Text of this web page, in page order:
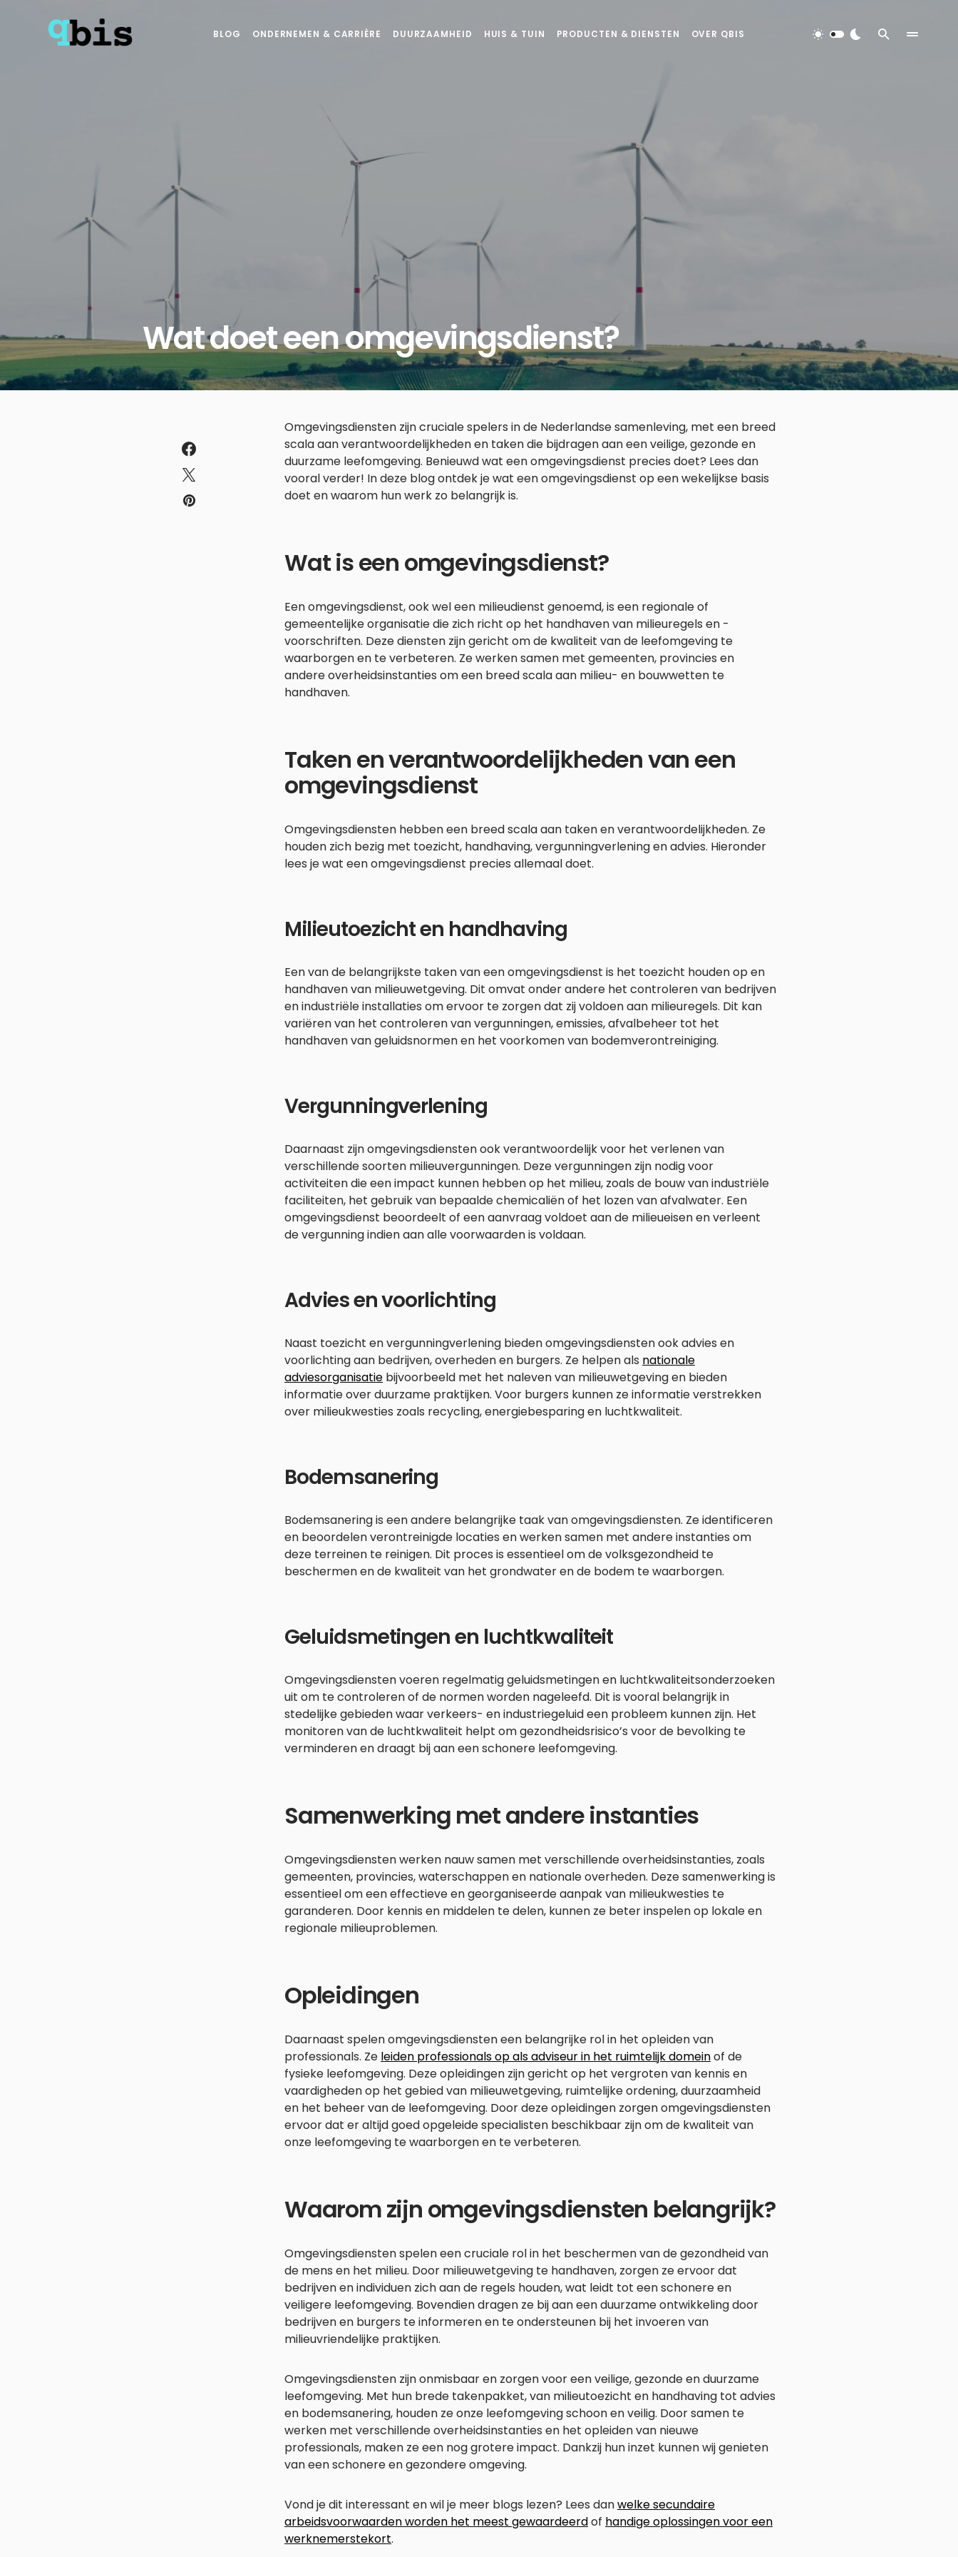
BLOG ONDERNEMEN & CARRIÈRE DUURZAAMHEID HUIS & TUIN PRODUCTEN & DIENSTEN OVER QBIS
Wat doet een omgevingsdienst?
Omgevingsdiensten zijn cruciale spelers in de Nederlandse samenleving, met een breed
scala aan verantwoordelijkheden en taken die bijdragen aan een veilige, gezonde en
duurzame leefomgeving. Benieuwd wat een omgevingsdienst precies doet? Lees dan
vooral verder! In deze blog ontdek je wat een omgevingsdienst op een wekelijkse basis
doet en waarom hun werk zo belangrijk is.
Wat is een omgevingsdienst?
Een omgevingsdienst, ook wel een milieudienst genoemd, is een regionale of
gemeentelijke organisatie die zich richt op het handhaven van milieuregels en -
voorschriften. Deze diensten zijn gericht om de kwaliteit van de leefomgeving te
waarborgen en te verbeteren. Ze werken samen met gemeenten, provincies en
andere overheidsinstanties om een breed scala aan milieu- en bouwwetten te
handhaven.
Taken en verantwoordelijkheden van een
omgevingsdienst
Omgevingsdiensten hebben een breed scala aan taken en verantwoordelijkheden. Ze
houden zich bezig met toezicht, handhaving, vergunningverlening en advies. Hieronder
lees je wat een omgevingsdienst precies allemaal doet.
Milieutoezicht en handhaving
Een van de belangrijkste taken van een omgevingsdienst is het toezicht houden op en
handhaven van milieuwetgeving. Dit omvat onder andere het controleren van bedrijven
en industriële installaties om ervoor te zorgen dat zij voldoen aan milieuregels. Dit kan
variëren van het controleren van vergunningen, emissies, afvalbeheer tot het
handhaven van geluidsnormen en het voorkomen van bodemverontreiniging.
Vergunningverlening
Daarnaast zijn omgevingsdiensten ook verantwoordelijk voor het verlenen van
verschillende soorten milieuvergunningen. Deze vergunningen zijn nodig voor
activiteiten die een impact kunnen hebben op het milieu, zoals de bouw van industriële
faciliteiten, het gebruik van bepaalde chemicaliën of het lozen van afvalwater. Een
omgevingsdienst beoordeelt of een aanvraag voldoet aan de milieueisen en verleent
de vergunning indien aan alle voorwaarden is voldaan.
Advies en voorlichting
Naast toezicht en vergunningverlening bieden omgevingsdiensten ook advies en
voorlichting aan bedrijven, overheden en burgers. Ze helpen als nationale
adviesorganisatie bijvoorbeeld met het naleven van milieuwetgeving en bieden
informatie over duurzame praktijken. Voor burgers kunnen ze informatie verstrekken
over milieukwesties zoals recycling, energiebesparing en luchtkwaliteit.
Bodemsanering
Bodemsanering is een andere belangrijke taak van omgevingsdiensten. Ze identificeren
en beoordelen verontreinigde locaties en werken samen met andere instanties om
deze terreinen te reinigen. Dit proces is essentieel om de volksgezondheid te
beschermen en de kwaliteit van het grondwater en de bodem te waarborgen.
Geluidsmetingen en luchtkwaliteit
Omgevingsdiensten voeren regelmatig geluidsmetingen en luchtkwaliteitsonderzoeken
uit om te controleren of de normen worden nageleefd. Dit is vooral belangrijk in
stedelijke gebieden waar verkeers- en industriegeluid een probleem kunnen zijn. Het
monitoren van de luchtkwaliteit helpt om gezondheidsrisico’s voor de bevolking te
verminderen en draagt bij aan een schonere leefomgeving.
Samenwerking met andere instanties
Omgevingsdiensten werken nauw samen met verschillende overheidsinstanties, zoals
gemeenten, provincies, waterschappen en nationale overheden. Deze samenwerking is
essentieel om een effectieve en georganiseerde aanpak van milieukwesties te
garanderen. Door kennis en middelen te delen, kunnen ze beter inspelen op lokale en
regionale milieuproblemen.
Opleidingen
Daarnaast spelen omgevingsdiensten een belangrijke rol in het opleiden van
professionals. Ze leiden professionals op als adviseur in het ruimtelijk domeinof de
fysieke leefomgeving. Deze opleidingen zijn gericht op het vergroten van kennis en
vaardigheden op het gebied van milieuwetgeving, ruimtelijke ordening, duurzaamheid
en het beheer van de leefomgeving. Door deze opleidingen zorgen omgevingsdiensten
ervoor dat er altijd goed opgeleide specialisten beschikbaar zijn om de kwaliteit van
onze leefomgeving te waarborgen en te verbeteren.
Waarom zijn omgevingsdiensten belangrijk?
Omgevingsdiensten spelen een cruciale rol in het beschermen van de gezondheid van
de mens en het milieu. Door milieuwetgeving te handhaven, zorgen ze ervoor dat
bedrijven en individuen zich aan de regels houden, wat leidt tot een schonere en
veiligere leefomgeving. Bovendien dragen ze bij aan een duurzame ontwikkeling door
bedrijven en burgers te informeren en te ondersteunen bij het invoeren van
milieuvriendelijke praktijken.
Omgevingsdiensten zijn onmisbaar en zorgen voor een veilige, gezonde en duurzame
leefomgeving. Met hun brede takenpakket, van milieutoezicht en handhaving tot advies
en bodemsanering, houden ze onze leefomgeving schoon en veilig. Door samen te
werken met verschillende overheidsinstanties en het opleiden van nieuwe
professionals, maken ze een nog grotere impact. Dankzij hun inzet kunnen wij genieten
van een schonere en gezondere omgeving.
Vond je dit interessant en wil je meer blogs lezen? Lees danwelke secundaire
arbeidsvoorwaarden worden het meest gewaardeerdof handige oplossingen voor een
werknemerstekort.